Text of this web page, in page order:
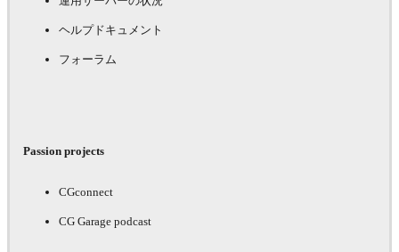
ヘルプドキュメント
フォーラム
Passion projects
CGconnect
CG Garage podcast